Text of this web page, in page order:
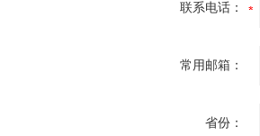
联系电话：
常用邮箱：
省份：